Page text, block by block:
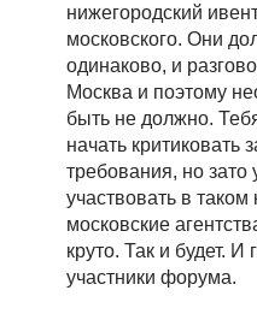
нижегородский
московского. Они
одинаково, и
Москва и поэтому
быть не должно.
начать критиковать
требования, но зато
участвовать в таком
московские
круто. Так и будет. И
участники форума.